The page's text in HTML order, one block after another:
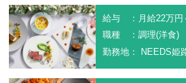
給与 ：月給22万円
職種 ：調理(洋食)
勤務地： NEEDS姫